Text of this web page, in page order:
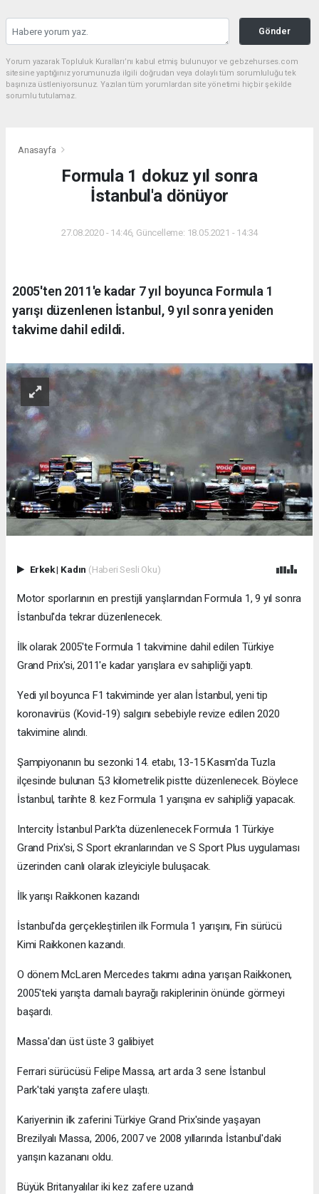
Gönder
Yorum yazarak Topluluk Kuralları’nı kabul etmiş bulunuyor ve gebzehurses.com
sitesine yaptığınız yorumunuzla ilgili doğrudan veya dolaylı tüm sorumluluğu tek
başınıza üstleniyorsunuz. Yazılan tüm yorumlardan site yönetimi hiçbir şekilde
sorumlu tutulamaz.
Anasayfa
Formula 1 dokuz yıl sonra
İstanbul'a dönüyor
27.08.2020 - 14:46, Güncelleme: 18.05.2021 - 14:34
2005'ten 2011'e kadar 7 yıl boyunca Formula 1
yarışı düzenlenen İstanbul, 9 yıl sonra yeniden
takvime dahil edildi.
Erkek| Kadın (Haberi Sesli Oku)
Motor sporlarının en prestijli yarışlarından Formula 1, 9 yıl sonra
İstanbul'da tekrar düzenlenecek.
İlk olarak 2005'te Formula 1 takvimine dahil edilen Türkiye
Grand Prix'si, 2011'e kadar yarışlara ev sahipliği yaptı.
Yedi yıl boyunca F1 takviminde yer alan İstanbul, yeni tip
koronavirüs (Kovid-19) salgını sebebiyle revize edilen 2020
takvimine alındı.
Şampiyonanın bu sezonki 14. etabı, 13-15 Kasım'da Tuzla
ilçesinde bulunan 5,3 kilometrelik pistte düzenlenecek. Böylece
İstanbul, tarihte 8. kez Formula 1 yarışına ev sahipliği yapacak.
Intercity İstanbul Park’ta düzenlenecek Formula 1 Türkiye
Grand Prix'si, S Sport ekranlarından ve S Sport Plus uygulaması
üzerinden canlı olarak izleyiciyle buluşacak.
İlk yarışı Raikkonen kazandı
İstanbul'da gerçekleştirilen ilk Formula 1 yarışını, Fin sürücü
Kimi Raikkonen kazandı.
O dönem McLaren Mercedes takımı adına yarışan Raikkonen,
2005'teki yarışta damalı bayrağı rakiplerinin önünde görmeyi
başardı.
Massa'dan üst üste 3 galibiyet
Ferrari sürücüsü Felipe Massa, art arda 3 sene İstanbul
Park'taki yarışta zafere ulaştı.
Kariyerinin ilk zaferini Türkiye Grand Prix'sinde yaşayan
Brezilyalı Massa, 2006, 2007 ve 2008 yıllarında İstanbul'daki
yarışın kazananı oldu.
Büyük Britanyalılar iki kez zafere uzandı